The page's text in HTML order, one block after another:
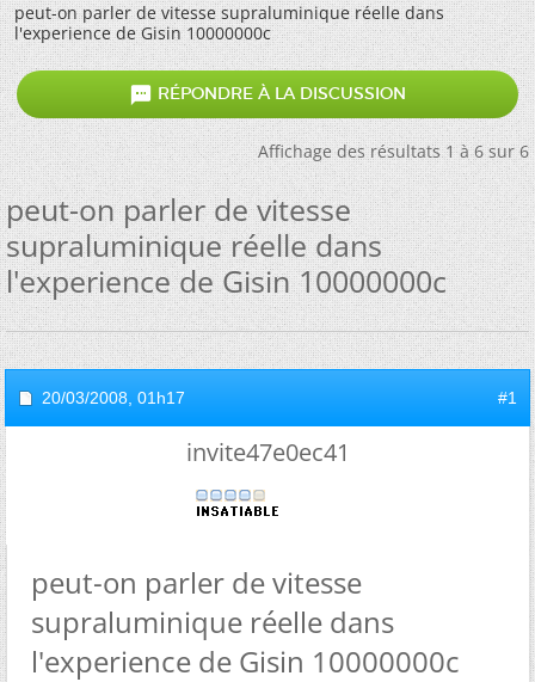
peut-on parler de vitesse supraluminique réelle dans
l'experience de Gisin 10000000c
 RÉPONDRE À LA DISCUSSION
Affichage des résultats 1 à 6 sur 6
peut-on parler de vitesse
supraluminique réelle dans
l'experience de Gisin 10000000c
20/03/2008, 01h17 #1
invite47e0ec41
peut-on parler de vitesse
supraluminique réelle dans
l'experience de Gisin 10000000c